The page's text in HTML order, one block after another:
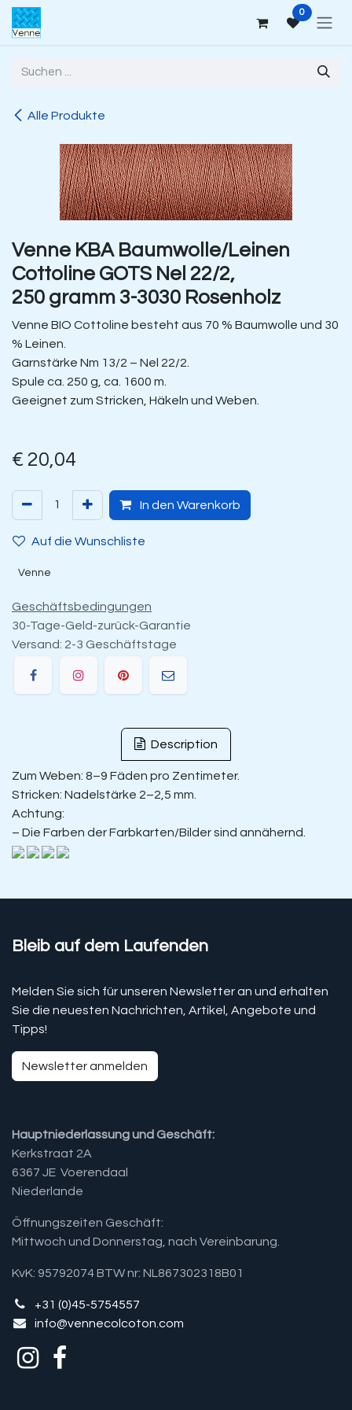
Zum Inhalt springen 0
Alle Produkte
Venne KBA Baumwolle/Leinen
Cottoline GOTS Nel 22/2,
250 gramm 3-3030 Rosenholz
Venne BIO Cottoline besteht aus 70 % Baumwolle und 30
% Leinen.
Garnstärke Nm 13/2 – Nel 22/2.
Spule ca. 250 g, ca. 1600 m.
Geeignet zum Stricken, Häkeln und Weben.
€ 20,04
In den Warenkorb
Auf die Wunschliste
Venne
Geschäftsbedingungen
30-Tage-Geld-zurück-Garantie
Versand: 2-3 Geschäftstage
Description
Zum Weben: 8–9 Fäden pro Zentimeter.
Stricken: Nadelstärke 2–2,5 mm.
Achtung:
– Die Farben der Farbkarten/Bilder sind annähernd.
Bleib auf dem Laufenden
Melden Sie sich für unseren Newsletter an und erhalten
Sie die neuesten Nachrichten, Artikel, Angebote und
Tipps!
Newsletter anmelden
Hauptniederlassung und Geschäft:
Kerkstraat 2A
6367 JE Voerendaal
Niederlande
Öffnungszeiten Geschäft:
Mittwoch und Donnerstag, nach Vereinbarung.​
KvK: 95792074 BTW nr: NL867302318B01
+31 (0)45-5754557
info@vennecolcoton.com